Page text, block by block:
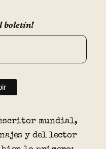
boletín!
escritor mundial,
y del lector